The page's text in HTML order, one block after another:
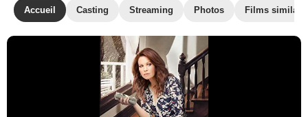
Accueil Casting Streaming Photos Films